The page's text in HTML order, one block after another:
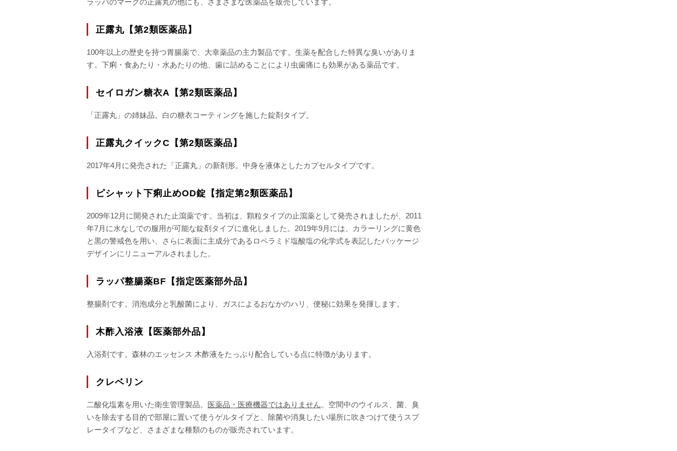
ラッパのマークの正露丸の他にも、さまざまな医薬品を販売しています。
正露丸【第2類医薬品】
100年以上の歴史を持つ胃腸薬で、大幸薬品の主力製品です。生薬を配合した特異な臭いがありま
す。下痢・食あたり・水あたりの他、歯に詰めることにより虫歯痛にも効果がある薬品です。
セイロガン糖衣A【第2類医薬品】
「正露丸」の姉妹品。白の糖衣コーティングを施した錠剤タイプ。
正露丸クイックC【第2類医薬品】
2017年4月に発売された「正露丸」の新剤形。中身を液体としたカプセルタイプです。
ピシャット下痢止めOD錠【指定第2類医薬品】
2009年12月に開発された止瀉薬です。当初は、顆粒タイプの止瀉薬として発売されましたが、2011
年7月に水なしでの服用が可能な錠剤タイプに進化しました。2019年9月には、カラーリングに黄色
と黒の警戒色を用い、さらに表面に主成分であるロペラミド塩酸塩の化学式を表記したパッケージ
デザインにリニューアルされました。
ラッパ整腸薬BF【指定医薬部外品】
整腸剤です。消泡成分と乳酸菌により、ガスによるおなかのハリ、便秘に効果を発揮します。
木酢入浴液【医薬部外品】
入浴剤です。森林のエッセンス 木酢液をたっぷり配合している点に特徴があります。
クレベリン
二酸化塩素を用いた衛生管理製品。 医薬品・医療機器ではありません。空間中のウイルス、菌、臭
いを除去する目的で部屋に置いて使うゲルタイプと、除菌や消臭したい場所に吹きつけて使うスプ
レータイプなど、さまざまな種類のものが販売されています。